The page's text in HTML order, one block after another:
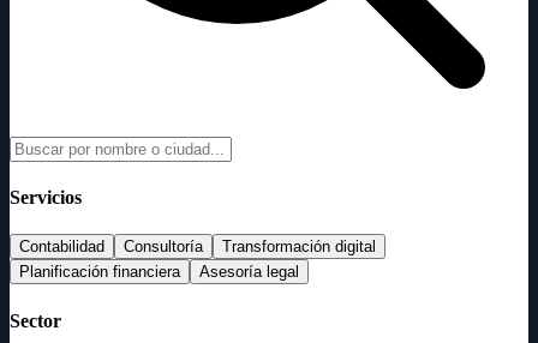
Servicios
Contabilidad Consultoría
Transformación digital
Planificación financiera
Asesoría legal
Sector